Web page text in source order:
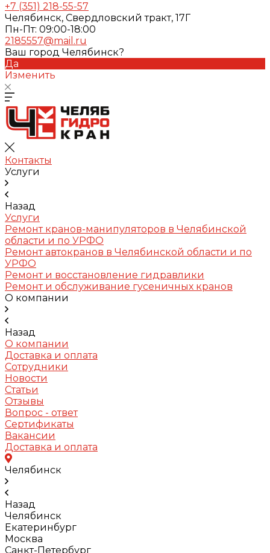
+7 (351) 218-55-57
Челябинск, Свердловский тракт, 17Г
Пн-Пт: 09:00-18:00
2185557@mail.ru
Ваш город Челябинск?
Да
Изменить
Контакты
Услуги
Назад
Услуги
Ремонт кранов-манипуляторов в Челябинской
области и по УРФО
Ремонт автокранов в Челябинской области и по
УРФО
Ремонт и восстановление гидравлики
Ремонт и обслуживание гусеничных кранов
О компании
Назад
О компании
Доставка и оплата
Сотрудники
Новости
Статьи
Отзывы
Вопрос - ответ
Сертификаты
Вакансии
Доставка и оплата
Челябинск
Назад
Челябинск
Екатеринбург
Москва
Санкт-Петербург